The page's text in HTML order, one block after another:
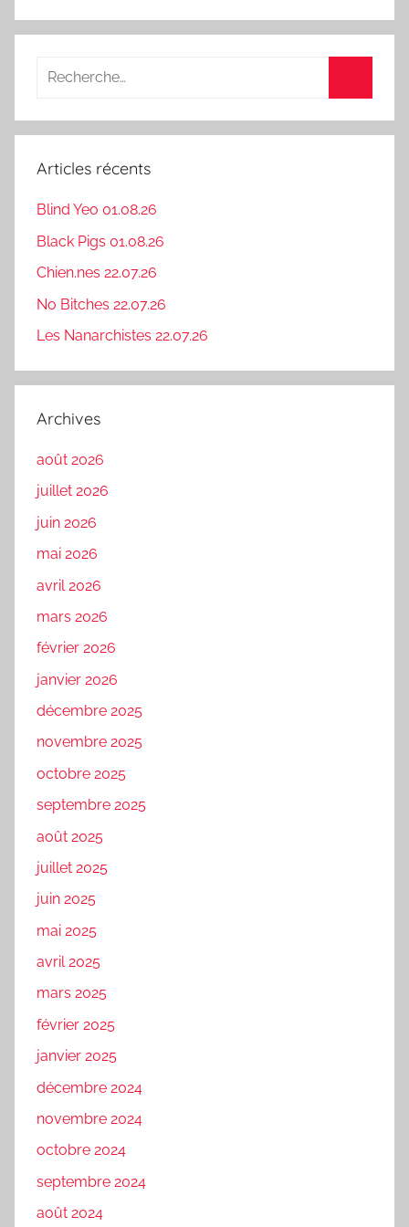
Recherche
:
Articles récents
Blind Yeo 01.08.26
Black Pigs 01.08.26
Chien.nes 22.07.26
No Bitches 22.07.26
Les Nanarchistes 22.07.26
Archives
août 2026
juillet 2026
juin 2026
mai 2026
avril 2026
mars 2026
février 2026
janvier 2026
décembre 2025
novembre 2025
octobre 2025
septembre 2025
août 2025
juillet 2025
juin 2025
mai 2025
avril 2025
mars 2025
février 2025
janvier 2025
décembre 2024
novembre 2024
octobre 2024
septembre 2024
août 2024